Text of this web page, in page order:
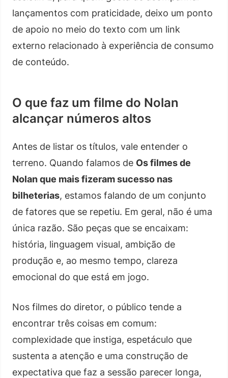
lançamentos com praticidade, deixo um ponto
de apoio no meio do texto com um link
externo relacionado à experiência de consumo
de conteúdo.
O que faz um filme do Nolan
alcançar números altos
Antes de listar os títulos, vale entender o
terreno. Quando falamos de Os filmes de
Nolan que mais fizeram sucesso nas
bilheterias, estamos falando de um conjunto
de fatores que se repetiu. Em geral, não é uma
única razão. São peças que se encaixam:
história, linguagem visual, ambição de
produção e, ao mesmo tempo, clareza
emocional do que está em jogo.
Nos filmes do diretor, o público tende a
encontrar três coisas em comum:
complexidade que instiga, espetáculo que
sustenta a atenção e uma construção de
expectativa que faz a sessão parecer longa,